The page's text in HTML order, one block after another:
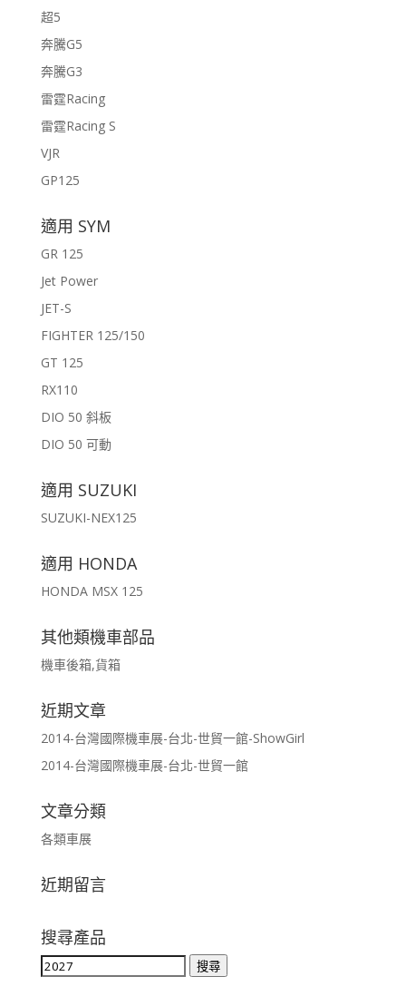
超5
奔騰G5
奔騰G3
雷霆Racing
雷霆Racing S
VJR
GP125
適用 SYM
GR 125
Jet Power
JET-S
FIGHTER 125/150
GT 125
RX110
DIO 50 斜板
DIO 50 可動
適用 SUZUKI
SUZUKI-NEX125
適用 HONDA
HONDA MSX 125
其他類機車部品
機車後箱,貨箱
近期文章
2014-台灣國際機車展-台北-世貿一館-ShowGirl
2014-台灣國際機車展-台北-世貿一館
文章分類
各類車展
近期留言
搜尋產品
搜
搜尋